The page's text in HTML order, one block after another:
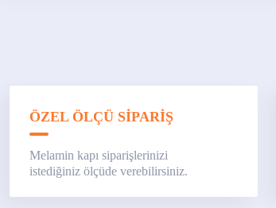
ÖZEL ÖLÇÜ SİPARİŞ
Melamin kapı siparişlerinizi
istediğiniz ölçüde verebilirsiniz.